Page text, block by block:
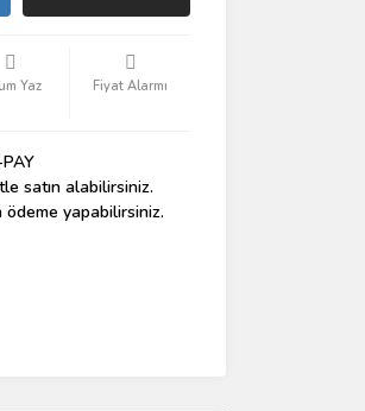
Yaz Fiyat Alarmı
satın alabilirsiniz.
yapabilirsiniz.